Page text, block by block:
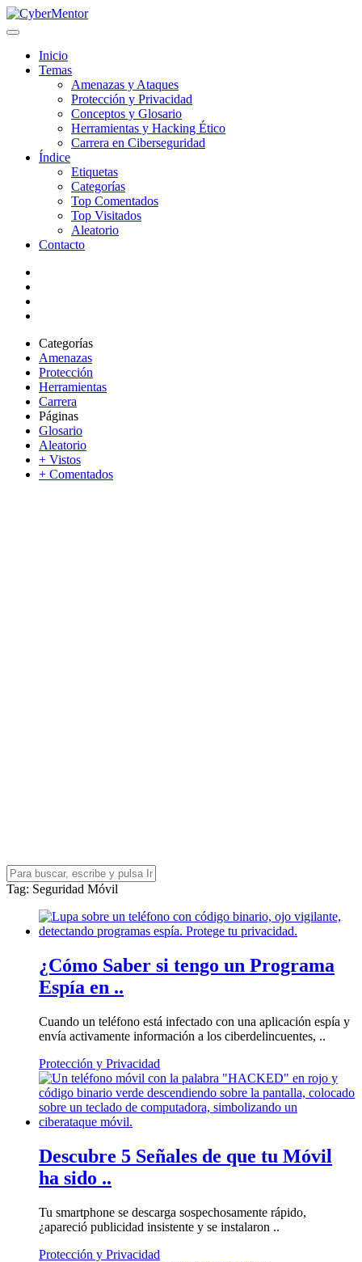
Inicio
Temas
Amenazas y Ataques
Protección y Privacidad
Conceptos y Glosario
Herramientas y Hacking Ético
Carrera en Ciberseguridad
Índice
Etiquetas
Categorías
Top Comentados
Top Visitados
Aleatorio
Contacto
Categorías
Amenazas
Protección
Herramientas
Carrera
Páginas
Glosario
Aleatorio
+ Vistos
+ Comentados
Tag: Seguridad Móvil
¿Cómo Saber si tengo un Programa
Espía en ..
Cuando un teléfono está infectado con una aplicación espía y
envía activamente información a los ciberdelincuentes, ..
Protección y Privacidad
Descubre 5 Señales de que tu Móvil
ha sido ..
Tu smartphone se descarga sospechosamente rápido,
¿apareció publicidad insistente y se instalaron ..
Protección y Privacidad